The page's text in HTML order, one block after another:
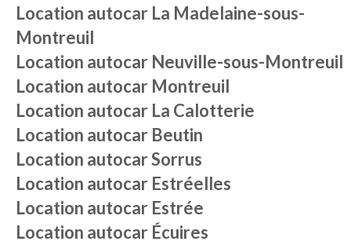
Location autocar La Madelaine-sous-
Montreuil
Location autocar Neuville-sous-Montreuil
Location autocar Montreuil
Location autocar La Calotterie
Location autocar Beutin
Location autocarSorrus
Location autocar Estréelles
Location autocar Estrée
Location autocar Écuires